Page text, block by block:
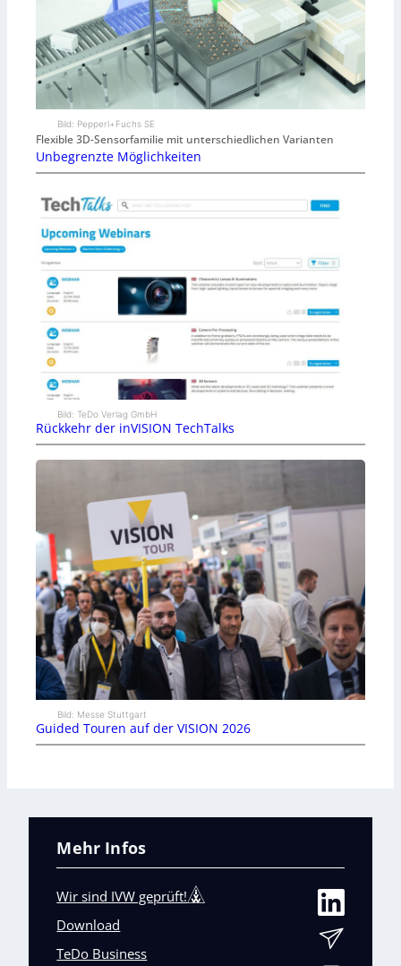
Bild: Pepperl+Fuchs SE
Flexible 3D-Sensorfamilie mit unterschiedlichen Varianten
Unbegrenzte Möglichkeiten
Bild: TeDo Verlag GmbH
Rückkehr der inVISION TechTalks
Bild: Messe Stuttgart
Guided Touren auf der VISION 2026
Mehr Infos
Wir sind IVW geprüft!
Download
TeDo Business